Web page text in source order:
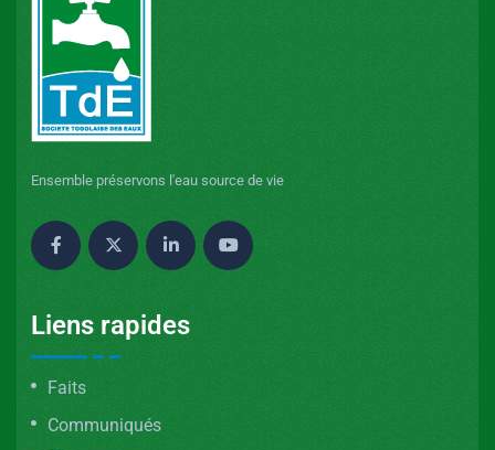
Ensemble préservons l'eau source de vie
Liens rapides
Faits
Communiqués